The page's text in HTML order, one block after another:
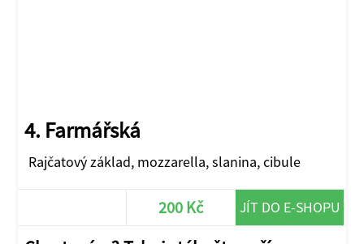
4. Farmářská
Rajčatový základ, mozzarella, slanina, cibule
200 Kč JÍT DO E-SHOPU